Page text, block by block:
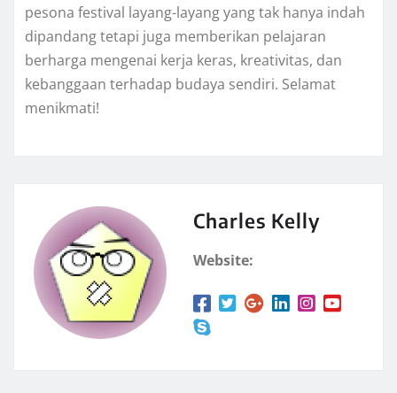
pesona festival layang-layang yang tak hanya indah
dipandang tetapi juga memberikan pelajaran
berharga mengenai kerja keras, kreativitas, dan
kebanggaan terhadap budaya sendiri. Selamat
menikmati!
Charles Kelly
Website: